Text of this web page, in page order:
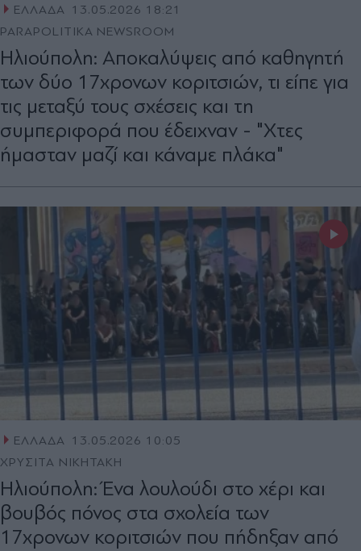
ΕΛΛΑΔΑ 13.05.2026 18:21
PARAPOLITIKA NEWSROOM
Ηλιούπολη: Αποκαλύψεις από καθηγητή
των δύο 17χρονων κοριτσιών, τι είπε για
τις μεταξύ τους σχέσεις και τη
συμπεριφορά που έδειχναν - "Xτες
ήμασταν μαζί και κάναμε πλάκα"
ΕΛΛΑΔΑ 13.05.2026 10:05
ΧΡΥΣΙΤΑ ΝΙΚΗΤΑΚΗ
Ηλιούπολη: Ένα λουλούδι στο χέρι και
βουβός πόνος στα σχολεία των
17χρονων κοριτσιών που πήδηξαν από